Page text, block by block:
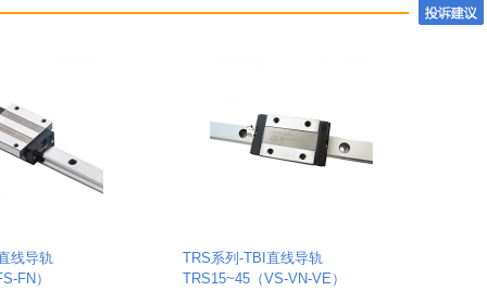
线导轨
FN）
TRS系列-TBI直线导轨
TRS15~45（VS-VN-VE）